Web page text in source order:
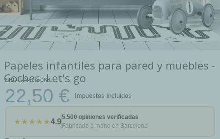
Papeles infantiles para pared y muebles -
Coches. Let's go
SKU PA-Star064
22,50 € Impuestos incluidos
★★★★★4.9
5.500 opiniones verificadas
Fabricado a mano en Barcelona